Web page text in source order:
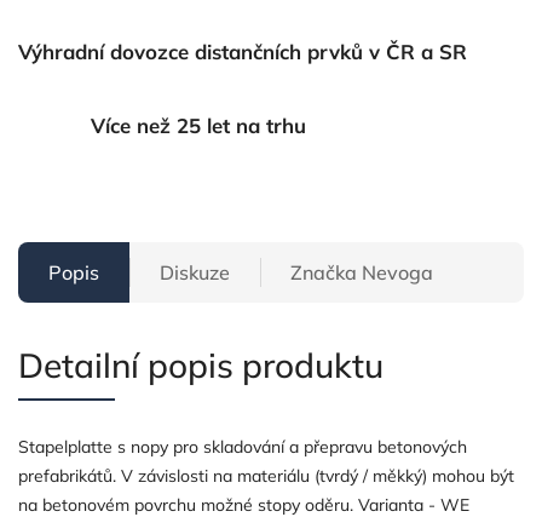
Výhradní dovozce distančních prvků v ČR a SR
Více než 25 let na trhu
Popis Diskuze Značka Nevoga
Detailní popis produktu
Stapelplatte s nopy pro skladování a přepravu betonových
prefabrikátů. V závislosti na materiálu (tvrdý / měkký) mohou být
na betonovém povrchu možné stopy oděru. Varianta - WE